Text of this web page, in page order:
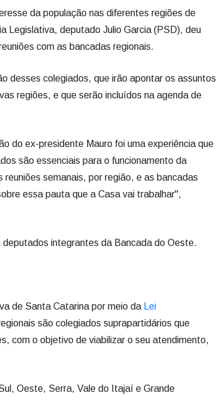
da população nas diferentes regiões de
Legislativa, deputado Julio Garcia (PSD), deu
com as bancadas regionais.
desses colegiados, que irão apontar os assuntos
regiões, e que serão incluídos na agenda de
do ex-presidente Mauro foi uma experiência que
são essenciais para o funcionamento da
semanais, por região, e as bancadas
essa pauta que a Casa vai trabalhar",
integrantes da Bancada do Oeste.
de Santa Catarina por meio da Lei
são colegiados suprapartidários que
com o objetivo de viabilizar o seu atendimento,
Oeste, Serra, Vale do Itajaí e Grande